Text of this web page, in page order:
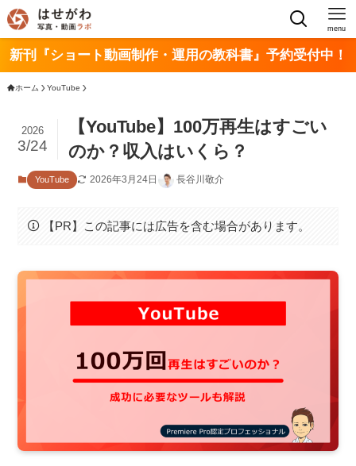
menu
新刊『ショート動画制作・運用の教科書』予約受付中！
ホーム YouTube
【YouTube】100万再生はすごい
のか？収入はいくら？
2026
3/24
YouTube 2026年3月24日 長谷川敬介
【PR】この記事には広告を含む場合があります。